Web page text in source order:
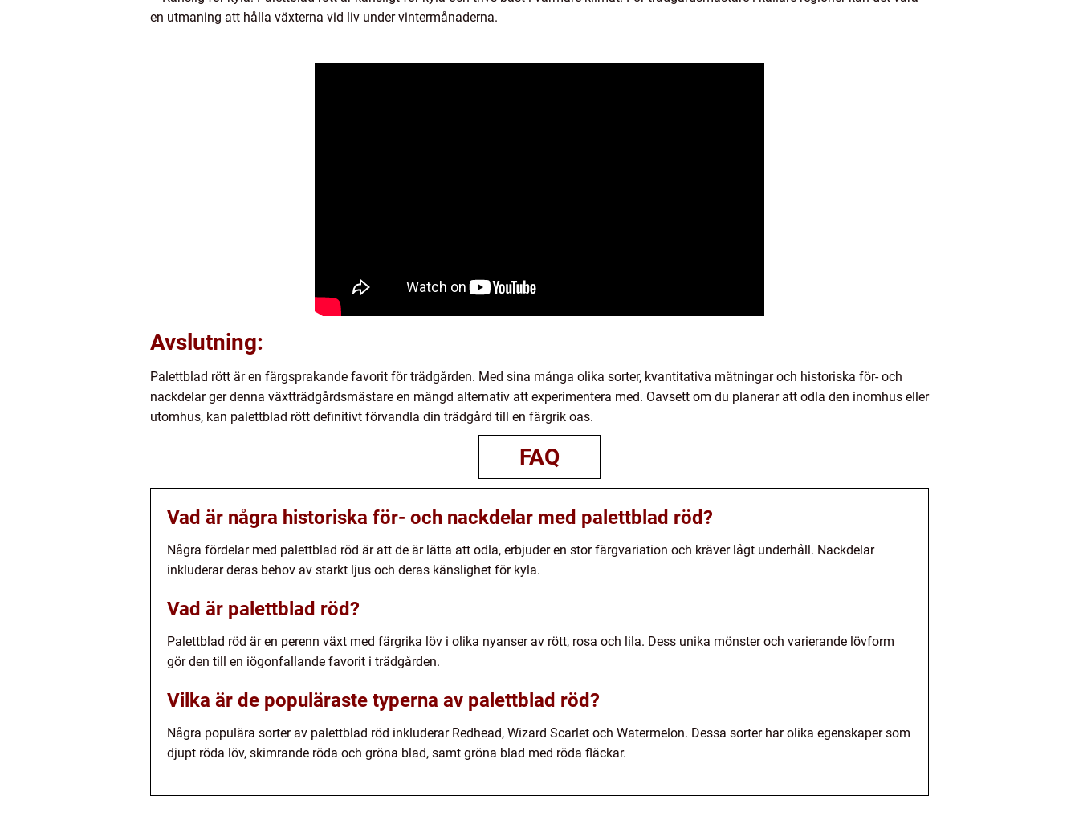
en utmaning att hålla växterna vid liv under vintermånaderna.
Avslutning:
Palettblad rött är en färgsprakande favorit för trädgården. Med sina många olika sorter, kvantitativa mätningar och historiska för- och
nackdelar ger denna växtträdgårdsmästare en mängd alternativ att experimentera med. Oavsett om du planerar att odla den inomhus eller
utomhus, kan palettblad rött definitivt förvandla din trädgård till en färgrik oas.
FAQ
Vad är några historiska för- och nackdelar med palettblad röd?
Några fördelar med palettblad röd är att de är lätta att odla, erbjuder en stor färgvariation och kräver lågt underhåll. Nackdelar
inkluderar deras behov av starkt ljus och deras känslighet för kyla.
Vad är palettblad röd?
Palettblad röd är en perenn växt med färgrika löv i olika nyanser av rött, rosa och lila. Dess unika mönster och varierande lövform
gör den till en iögonfallande favorit i trädgården.
Vilka är de populäraste typerna av palettblad röd?
Några populära sorter av palettblad röd inkluderar Redhead, Wizard Scarlet och Watermelon. Dessa sorter har olika egenskaper som
djupt röda löv, skimrande röda och gröna blad, samt gröna blad med röda fläckar.